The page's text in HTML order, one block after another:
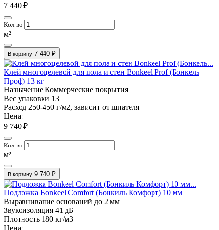
7 440 ₽
Кол-во
м²
В корзину 7 440 ₽
Клей многоцелевой для пола и стен Bonkeel Prof (Бонкель
Проф) 13 кг
Назначение Коммерческие покрытия
Вес упаковки 13
Расход 250-450 г/м2, зависит от шпателя
Цена:
9 740 ₽
Кол-во
м²
В корзину 9 740 ₽
Подложка Bonkeel Comfort (Бонкиль Комфорт) 10 мм
Выравнивание оснований до 2 мм
Звукоизоляция 41 дБ
Плотность 180 кг/м3
Цена: